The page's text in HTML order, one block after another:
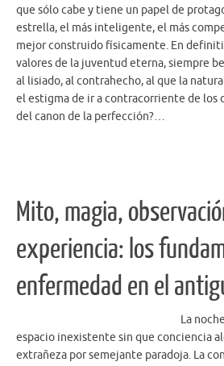
que sólo cabe y tiene un papel de
estrella, el más inteligente, el más
mejor construido físicamente. En
valores de la juventud eterna, siempre
al lisiado, al contrahecho, al que la
el estigma de ir a contracorriente de los
del canon de la perfección?…
Mito, magia,
experiencia: los
enfermedad en el
La
espacio inexistente sin que conciencia
extrañeza por semejante paradoja. La